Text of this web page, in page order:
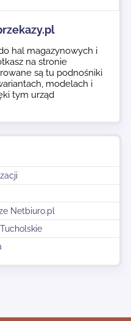
Netbiuro.pl
hal magazynowych i
na stronie
są tu podnośniki
modelach i
tym urząd